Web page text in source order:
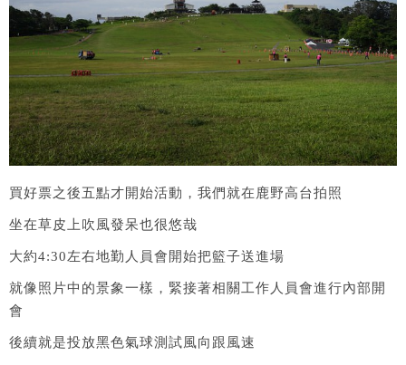
買好票之後五點才開始活動，我們就在鹿野高台拍照
坐在草皮上吹風發呆也很悠哉
大約4:30左右地勤人員會開始把籃子送進場
就像照片中的景象一樣，緊接著相關工作人員會進行內部開
會
後續就是投放黑色氣球測試風向跟風速